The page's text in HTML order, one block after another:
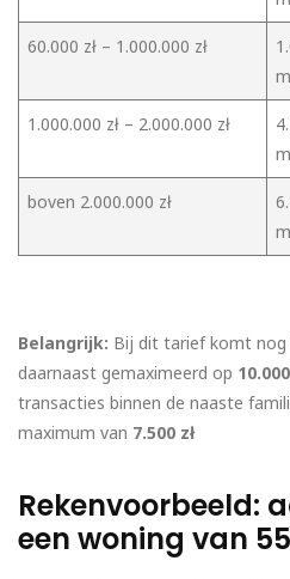
60.000 zł – 1.000.000 zł
1.000.000 zł – 2.000.000 zł
boven 2.000.000 zł
Belangrijk: Bij dit tarief komt nog
daarnaast gemaximeerd op
transacties binnen de naaste
maximum van 7.500 zł
Rekenvoorbeeld:
een woning van